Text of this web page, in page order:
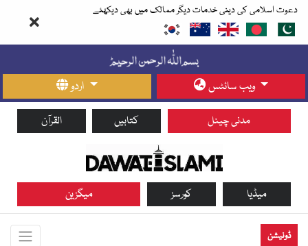
دعوت اسلامی کی دینی خدمات دیگر ممالک میں بھی دیکھئے
اردو ویب سائٹس
القرآن کتابیں مدنی چینل
میگزین کورسز میڈیا
ڈونیشن